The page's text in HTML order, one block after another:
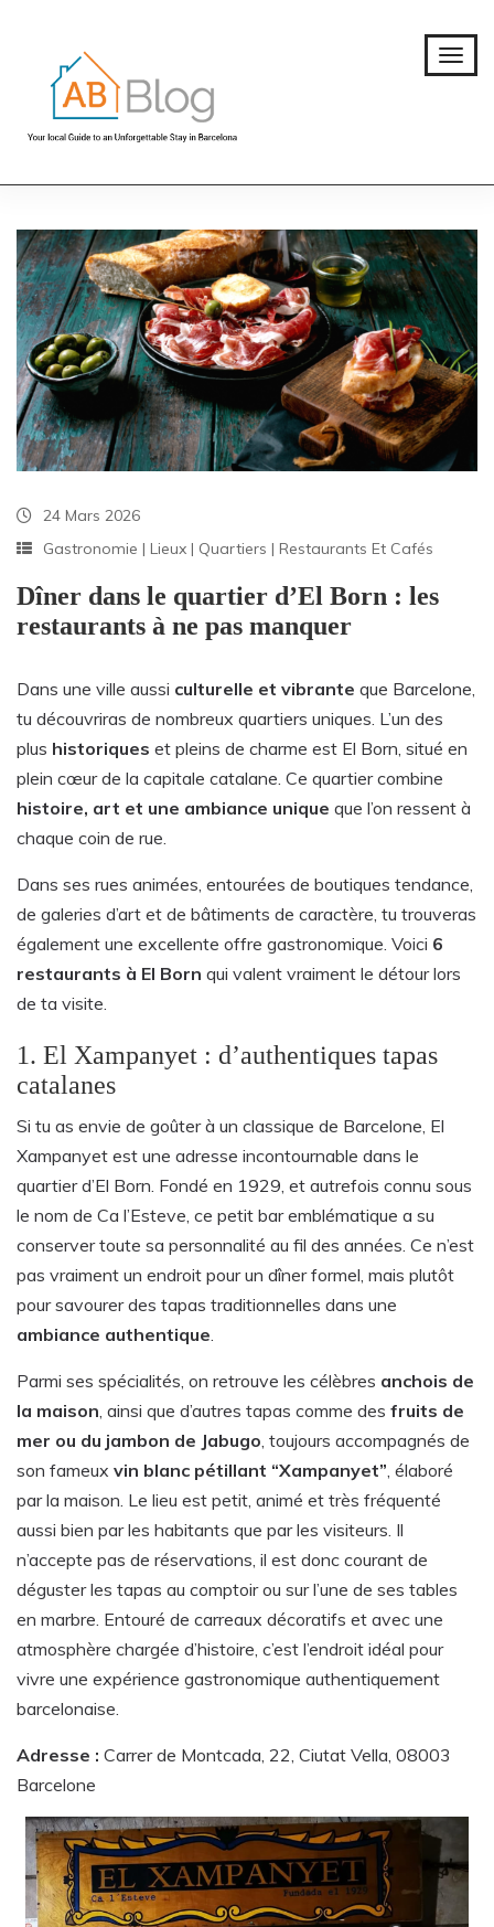
24 Mars 2026
Gastronomie | Lieux | Quartiers | Restaurants Et Cafés
Dîner dans le quartier d’El Born : les
restaurants à ne pas manquer
Dans une ville aussi culturelle et vibrante que Barcelone,
tu découvriras de nombreux quartiers uniques. L’un des
plus historiques et pleins de charme est El Born, situé en
plein cœur de la capitale catalane. Ce quartier combine
histoire, art et une ambiance unique que l’on ressent à
chaque coin de rue.
Dans ses rues animées, entourées de boutiques tendance,
de galeries d’art et de bâtiments de caractère, tu trouveras
également une excellente offre gastronomique. Voici 6
restaurants à El Born qui valent vraiment le détour lors
de ta visite.
1. El Xampanyet : d’authentiques tapas
catalanes
Si tu as envie de goûter à un classique de Barcelone, El
Xampanyet est une adresse incontournable dans le
quartier d’El Born. Fondé en 1929, et autrefois connu sous
le nom de Ca l’Esteve, ce petit bar emblématique a su
conserver toute sa personnalité au fil des années. Ce n’est
pas vraiment un endroit pour un dîner formel, mais plutôt
pour savourer des tapas traditionnelles dans une
ambiance authentique.
Parmi ses spécialités, on retrouve les célèbres anchois de
la maison, ainsi que d’autres tapas comme des fruits de
mer ou du jambon de Jabugo, toujours accompagnés de
son fameux vin blanc pétillant “Xampanyet”, élaboré
par la maison. Le lieu est petit, animé et très fréquenté
aussi bien par les habitants que par les visiteurs. Il
n’accepte pas de réservations, il est donc courant de
déguster les tapas au comptoir ou sur l’une de ses tables
en marbre. Entouré de carreaux décoratifs et avec une
atmosphère chargée d’histoire, c’est l’endroit idéal pour
vivre une expérience gastronomique authentiquement
barcelonaise.
Adresse : Carrer de Montcada, 22, Ciutat Vella, 08003
Barcelone